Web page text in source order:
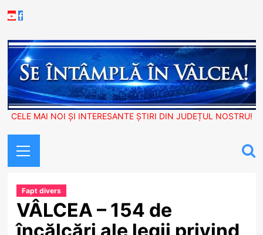
to
Youtube
Facebook
CELE MAI NOI ȘI INTERESANTE ȘTIRI DIN JUDEȚUL NOSTRU!
Menu
Fapt divers
VÂLCEA – 154 de